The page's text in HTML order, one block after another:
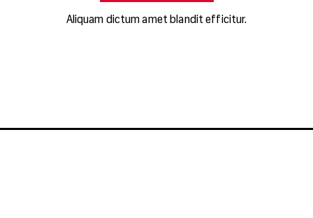
Aliquam dictum amet blandit efficitur.